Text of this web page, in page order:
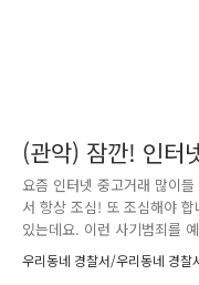
(관악) 잠깐! 인터
더 확인하세요!
요즘 인터넷 중고거래 많이
서 항상 조심! 또 조심해야
있는데요. 이런 사기범죄를
비했습니다. 1. 상대방 최근
내역 등 증거자료 확보 4. 사
우리동네 경찰서/우리동네 경찰